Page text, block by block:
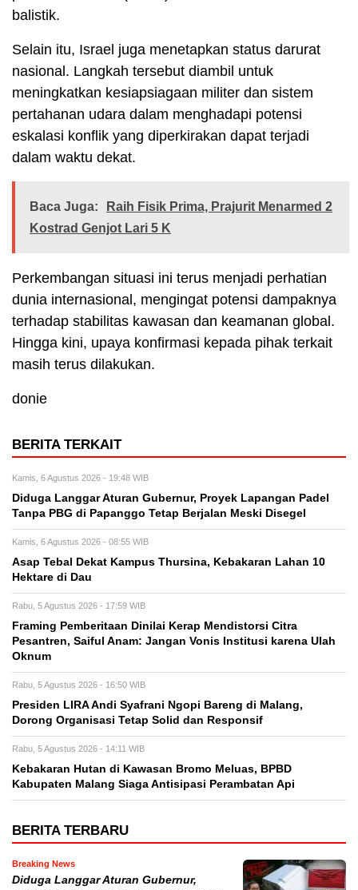
balistik.
Selain itu, Israel juga menetapkan status darurat
nasional. Langkah tersebut diambil untuk
meningkatkan kesiapsiagaan militer dan sistem
pertahanan udara dalam menghadapi potensi
eskalasi konflik yang diperkirakan dapat terjadi
dalam waktu dekat.
Baca Juga:
Raih Fisik Prima, Prajurit Menarmed 2
Kostrad Genjot Lari 5 K
Perkembangan situasi ini terus menjadi perhatian
dunia internasional, mengingat potensi dampaknya
terhadap stabilitas kawasan dan keamanan global.
Hingga kini, upaya konfirmasi kepada pihak terkait
masih terus dilakukan.
donie
BERITA TERKAIT
Kamis, 6 Agustus 2026 - 19:48 WIB
Diduga Langgar Aturan Gubernur, Proyek Lapangan Padel
Tanpa PBG di Papanggo Tetap Berjalan Meski Disegel
Kamis, 6 Agustus 2026 - 08:55 WIB
Asap Tebal Dekat Kampus Thursina, Kebakaran Lahan 10
Hektare di Dau
Rabu, 5 Agustus 2026 - 17:59 WIB
Framing Pemberitaan Dinilai Kerap Mendistorsi Citra
Pesantren, Saiful Anam: Jangan Vonis Institusi karena Ulah
Oknum
Rabu, 5 Agustus 2026 - 16:50 WIB
Presiden LIRA Andi Syafrani Ngopi Bareng di Malang,
Dorong Organisasi Tetap Solid dan Responsif
Rabu, 5 Agustus 2026 - 14:11 WIB
Kebakaran Hutan di Kawasan Bromo Meluas, BPBD
Kabupaten Malang Siaga Antisipasi Perambatan Api
BERITA TERBARU
Breaking News
Diduga Langgar Aturan Gubernur,